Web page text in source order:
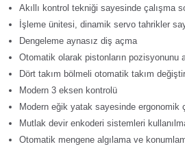
Akıllı kontrol tekniği sayesinde çalışma
İşleme ünitesi, dinamik servo tahrikler
Dengeleme aynasız diş açma
Otomatik olarak pistonların pozisyonunu
Dört takım bölmeli otomatik takım
Modern 3 eksen kontrolü
Modern eğik yatak sayesinde ergonomik
Mutlak devir enkoderi sistemleri
Otomatik mengene algılama ve